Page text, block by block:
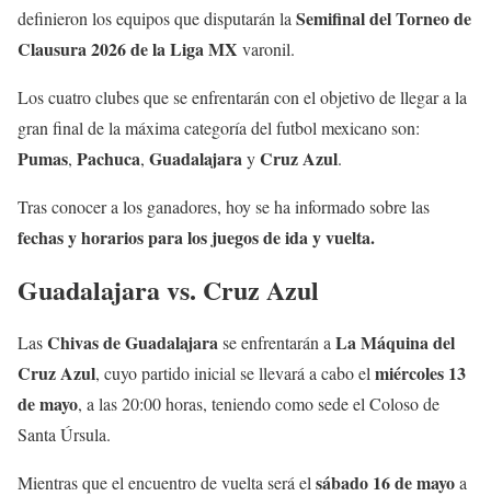
definieron los equipos que disputarán la Semifinal del Torneo de
Clausura 2026 de la Liga MX varonil.
Los cuatro clubes que se enfrentarán con el objetivo de llegar a la
gran final de la máxima categoría del futbol mexicano son:
Pumas, Pachuca, GuadalajarayCruz Azul.
Tras conocer a los ganadores, hoy se ha informado sobre las
fechas y horarios para los juegos de ida y vuelta.
Guadalajara vs. Cruz Azul
LasChivas de Guadalajara se enfrentarán a La Máquina del
Cruz Azul, cuyo partido inicial se llevará a cabo el miércoles 13
de mayo, a las 20:00 horas, teniendo como sede el Coloso de
Santa Úrsula.
Mientras que el encuentro de vuelta será el sábado 16 de mayoa